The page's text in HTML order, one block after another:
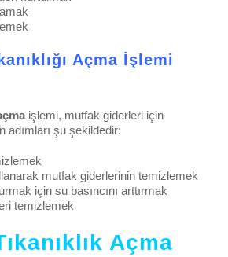
Açma İşlemi
işlemi, mutfak giderleri için
adımları şu şekildedir:
mutfak giderlerinin temizlemek
için su basıncını arttırmak
temizlemek
Açma